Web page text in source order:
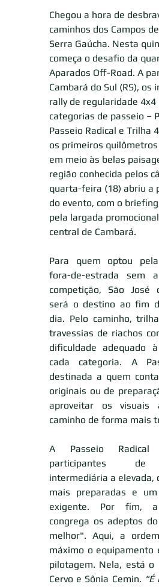
Chegou a hora de
caminhos dos Campos
Serra Gaúcha. Nesta
começa o desafio da
Aparados Off-Road. A
Cambará do Sul (RS), os
rally de regularidade 4x4
categorias de passeio –
Passeio Radical e Trilha
os primeiros
em meio às belas
região conhecida pelos
quarta-feira (18) abriu a
do evento, com o
pela largada
central de Cambará.
Para quem optou
fora-de-estrada sem
competição, São José
será o destino ao fim
dia. Pelo caminho,
travessias de riachos
dificuldade adequado
cada categoria. A
destinada a quem
originais ou de
aproveitar os visuais
caminho de forma mais
A Passeio
participantes de
intermediária a elevada,
mais preparadas e
exigente. Por fim,
congrega os adeptos
melhor". Aqui, a
máximo o equipamento
pilotagem. Nela, está o
Cervo e Sônia Cemin. "É